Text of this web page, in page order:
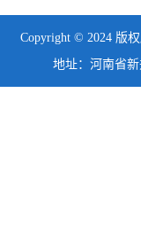
Copyright © 2024 版
地址：河南省